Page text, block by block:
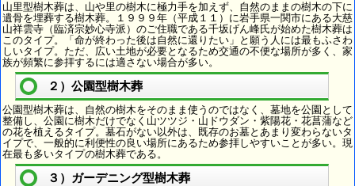
山里型樹木葬は、山や里の樹木に極力手を加えず、自然のままの樹木の下に
遺骨を埋葬する樹木葬。１９９９年（平成１１）に岩手県一関市にある大慈
山祥雲寺（臨済宗妙心寺派）のご住職である千坂げん峰氏が始めた樹木葬は
このタイプ。「命が終わった後は自然に還りたい」と願う人には最もふさわ
しいタイプ。ただ、広い土地が必要となるため交通の不便な場所が多く、家
族が頻繁に参拝するには適さない場合が多い。
２）公園型樹木葬
公園型樹木葬は、自然の樹木をそのまま使うのではなく、墓地を公園として
整備し、公園に樹木だけでなく山ツツジ・山ドウダン・紫陽花・花菖蒲など
の花を植えるタイプ。墓石がない以外は、既存のお墓とあまり変わらないタ
イプで、一般的に利便性の良い場所にあるため参拝しやすいことが多い。現
在最も多いタイプの樹木葬である。
３）ガーデニング型樹木葬